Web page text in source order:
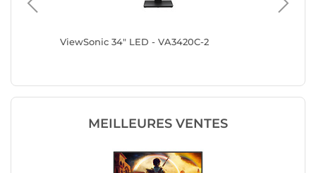
ViewSonic 34" LED - VA3420C-2
MEILLEURES VENTES